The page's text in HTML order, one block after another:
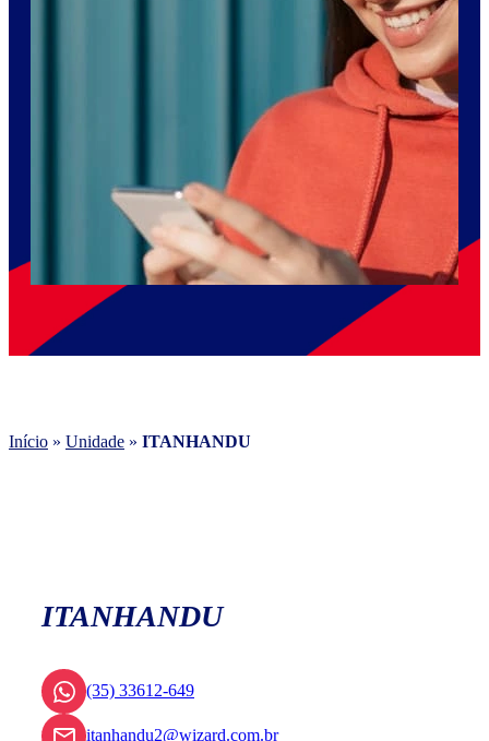
Início » Unidade » ITANHANDU
ITANHANDU
(35) 33612-649
itanhandu2@wizard.com.br